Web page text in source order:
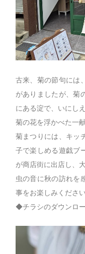
古来、菊の節句には
がありましたが、菊
にある淀で、いにし
菊の花を浮かべた一
菊まつりには、キッ
子で楽しめる遊戯ブ
が商店街に出店し、
虫の音に秋の訪れを
事をお楽しみください
◆チラシのダウンロ